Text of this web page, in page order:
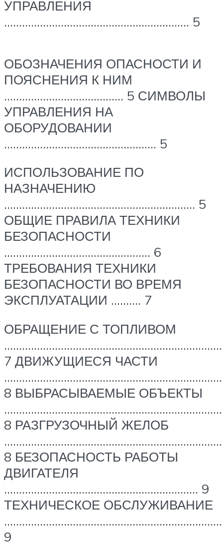
УПРАВЛЕНИЯ
…………………………………………………….. 5
ОБОЗНАЧЕНИЯ ОПАСНОСТИ И
ПОЯСНЕНИЯ К НИМ
…………………………………. 5 СИМВОЛЫ
УПРАВЛЕНИЯ НА
ОБОРУДОВАНИИ
…………………………………………… 5
ИСПОЛЬЗОВАНИЕ ПО
НАЗНАЧЕНИЮ
………………………………………………………. 5
ОБЩИЕ ПРАВИЛА ТЕХНИКИ
БЕЗОПАСНОСТИ
…………………………………………. 6
ТРЕБОВАНИЯ ТЕХНИКИ
БЕЗОПАСНОСТИ ВО ВРЕМЯ
ЭКСПЛУАТАЦИИ ………. 7
ОБРАЩЕНИЕ С ТОПЛИВОМ
7 ДВИЖУЩИЕСЯ ЧАСТИ
8 ВЫБРАСЫВАЕМЫЕ ОБЪЕКТЫ
8 РАЗГРУЗОЧНЫЙ ЖЕЛОБ
8 БЕЗОПАСНОСТЬ РАБОТЫ
ДВИГАТЕЛЯ
……………………………………………………….. 9
ТЕХНИЧЕСКОЕ ОБСЛУЖИВАНИЕ
9